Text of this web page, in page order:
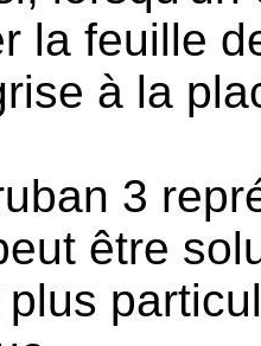
la feuille
à la
3
être